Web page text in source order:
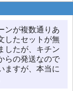
ンが複数通りあ
したセットが無
したが、キチン
らの発送なので
ますが、本当に